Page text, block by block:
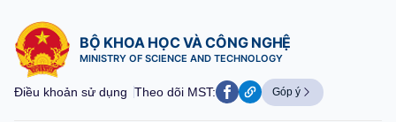
BỘ KHOA HỌC VÀ CÔNG NGHỆ
MINISTRY OF SCIENCE AND TECHNOLOGY
Điều khoản sử dụng Theo dõi MST: Góp ý